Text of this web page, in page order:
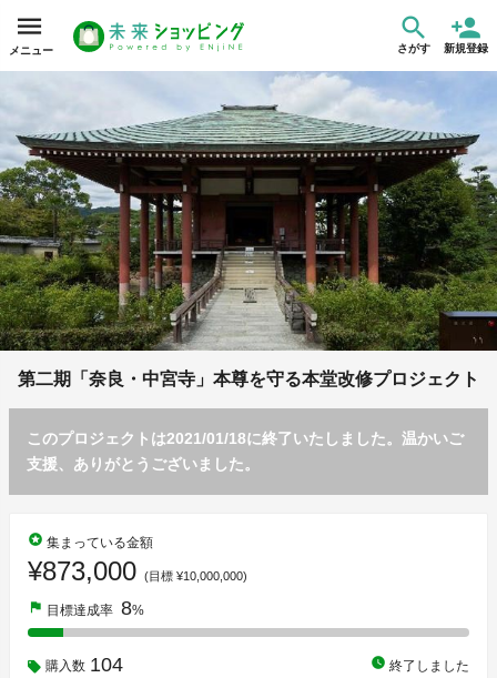
メニュー さがす 新規登録
第二期「奈良・中宮寺」本尊を守る本堂改修プロジェクト
このプロジェクトは2021/01/18に終了いたしました。温かいご
支援、ありがとうございました。
stars 集まっている金額
¥873,000 (目標 ¥10,000,000)
flag 目標達成率 8%
購入数 104 watch_later 終了しました